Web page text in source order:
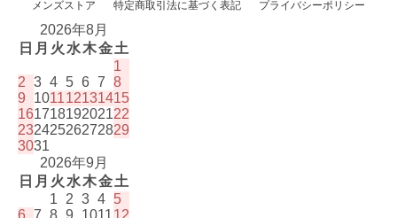
メンズストア
特定商取引法に基づく表記 プライバシーポリシー
2026年8月
日 月 火 水木金土
1
2 3 4 5 6 7 8
9
101112131415
16171819202122
23242526272829
3031
2026年9月
日 月 火 水木金土
1
2 3 4 5
6 7 8 9 101112